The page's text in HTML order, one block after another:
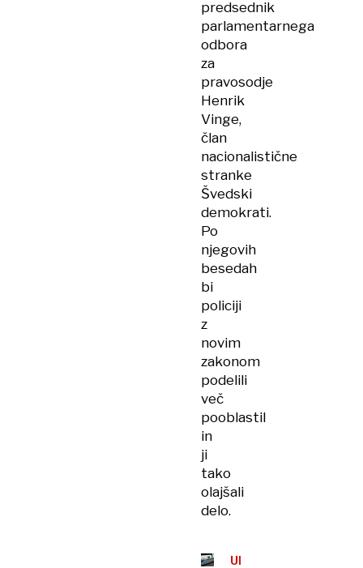
predsednik
parlamentarnega
odbora
za
pravosodje
Henrik
Vinge,
član
nacionalistične
stranke
Švedski
demokrati.
Po
njegovih
besedah
bi
policiji
z
novim
zakonom
podelili
več
pooblastil
in
ji
tako
olajšali
delo.
UMORI